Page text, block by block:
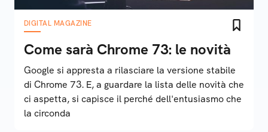
DIGITAL MAGAZINE
Come sarà Chrome 73: le novità
Google si appresta a rilasciare la versione stabile
di Chrome 73. E, a guardare la lista delle novità che
ci aspetta, si capisce il perché dell'entusiasmo che
la circonda